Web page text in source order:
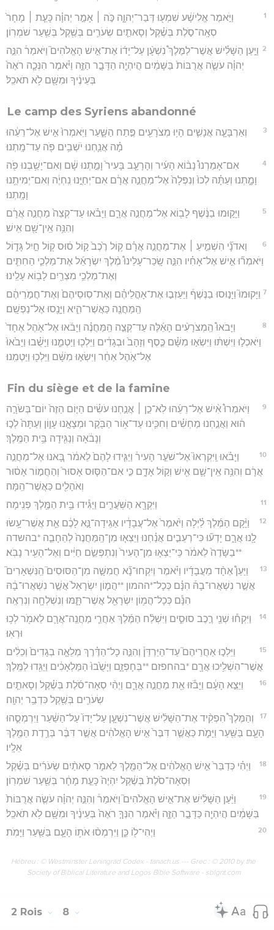
1
וַיֹּ֣אמֶר אֱלִישָׁ֔ע שִׁמְע֖וּ דְּבַר־יְהוָ֑ה כֹּ֣ה ׀ אָמַ֣ר יְהוָ֗ה כָּעֵ֤ת ׀ מָחָר֙
סְאָֽה־סֹ֣לֶת בְּשֶׁ֗קֶל וְסָאתַ֧יִם שְׂעֹרִ֛ים בְּשֶׁ֖קֶל בְּשַׁ֥עַר שֹׁמְרֽוֹן׃
2
וַיַּ֣עַן הַשָּׁלִ֡ישׁ אֲשֶׁר־לַמֶּלֶךְ֩ נִשְׁעָ֨ן עַל־יָד֜וֹ אֶת־אִ֣ישׁ הָאֱלֹהִים֮ וַיֹּאמַר֒ הִנֵּ֣ה
יְהוָ֗ה עֹשֶׂ֤ה אֲרֻבּוֹת֙ בַּשָּׁמַ֔יִם הֲיִהְיֶ֖ה הַדָּבָ֣ר הַזֶּ֑ה וַיֹּ֗אמֶר הִנְּכָ֤ה רֹאֶה֙
בְּעֵינֶ֔יךָ וּמִשָּׁ֖ם לֹ֥א תֹאכֵֽל׃
Le camp des Syriens abandonné
3
וְאַרְבָּעָ֧ה אֲנָשִׁ֛ים הָי֥וּ מְצֹרָעִ֖ים פֶּ֣תַח הַשָּׁ֑עַר וַיֹּֽאמְרוּ֙ אִ֣ישׁ אֶל־רֵעֵ֔הוּ
מָ֗ה אֲנַ֛חְנוּ יֹשְׁבִ֥ים פֹּ֖ה עַד־מָֽתְנוּ׃
4
אִם־אָמַרְנוּ֩ נָב֨וֹא הָעִ֜יר וְהָרָעָ֤ב בָּעִיר֙ וָמַ֣תְנוּ שָׁ֔ם וְאִם־יָשַׁ֥בְנוּ פֹ֖ה
וָמָ֑תְנוּ וְעַתָּ֗ה לְכוּ֙ וְנִפְּלָה֙ אֶל־מַחֲנֵ֣ה אֲרָ֔ם אִם־יְחַיֻּ֣נוּ נִֽחְיֶ֔ה וְאִם־יְמִיתֻ֖נוּ
וָמָֽתְנוּ׃
5
וַיָּק֣וּמוּ בַנֶּ֔שֶׁף לָב֖וֹא אֶל־מַחֲנֵ֣ה אֲרָ֑ם וַיָּבֹ֗אוּ עַד־קְצֵה֙ מַחֲנֵ֣ה אֲרָ֔ם
וְהִנֵּ֥ה אֵֽין־שָׁ֖ם אִֽישׁ׃
6
וַאדֹנָ֞י הִשְׁמִ֣יעַ ׀ אֶת־מַחֲנֵ֣ה אֲרָ֗ם ק֥וֹל רֶ֙כֶב֙ ק֣וֹל ס֔וּס ק֖וֹל חַ֣יִל גָּד֑וֹל
וַיֹּאמְר֞וּ אִ֣ישׁ אֶל־אָחִ֗יו הִנֵּ֣ה שָֽׂכַר־עָלֵינוּ֩ מֶ֨לֶךְ יִשְׂרָאֵ֜ל אֶת־מַלְכֵ֧י הַחִתִּ֛ים
וְאֶת־מַלְכֵ֥י מִצְרַ֖יִם לָב֥וֹא עָלֵֽינוּ׃
7 וַיָּקוּמוּ֮ וַיָּנ֣וּסוּ בַנֶּשֶׁף֒ וַיַּעַזְב֣וּ אֶת־אָהֳלֵיהֶ֗ם וְאֶת־סֽוּסֵיהֶם֙ וְאֶת־חֲמֹ֣רֵיהֶ֔ם
הַֽמַּחֲנֶ֖ה כַּאֲשֶׁר־הִ֑יא וַיָּנֻ֖סוּ אֶל־נַפְשָֽׁם׃
8
וַיָּבֹאוּ֩ הַֽמְצֹרָעִ֨ים הָאֵ֜לֶּה עַד־קְצֵ֣ה הַֽמַּחֲנֶ֗ה וַיָּבֹ֜אוּ אֶל־אֹ֤הֶל אֶחָד֙
וַיֹּאכְל֣וּ וַיִּשְׁתּ֔וּ וַיִּשְׂא֣וּ מִשָּׁ֗ם כֶּ֤סֶף וְזָהָב֙ וּבְגָדִ֔ים וַיֵּלְכ֖וּ וַיַּטְמִ֑נוּ וַיָּשֻׁ֗בוּ וַיָּבֹ֙אוּ֙
אֶל־אֹ֣הֶל אַחֵ֔ר וַיִּשְׂא֣וּ מִשָּׁ֔ם וַיֵּלְכ֖וּ וַיַּטְמִֽנוּ׃
Fin du siège et de la famine
9
וַיֹּאמְרוּ֩ אִ֨ישׁ אֶל־רֵעֵ֜הוּ לֹֽא־כֵ֣ן ׀ אֲנַ֣חְנוּ עֹשִׂ֗ים הַיּ֤וֹם הַזֶּה֙ יוֹם־בְּשֹׂרָ֣ה
ה֔וּא וַאֲנַ֣חְנוּ מַחְשִׁ֗ים וְחִכִּ֛ינוּ עַד־א֥וֹר הַבֹּ֖קֶר וּמְצָאָ֣נוּ עָו֑וֹן וְעַתָּה֙ לְכ֣וּ
וְנָבֹ֔אָה וְנַגִּ֖ידָה בֵּ֥ית הַמֶּֽלֶךְ׃
10
וַיָּבֹ֗אוּ וַֽיִּקְרְאוּ֮ אֶל־שֹׁעֵ֣ר הָעִיר֒ וַיַּגִּ֤ידוּ לָהֶם֙ לֵאמֹ֔ר בָּ֚אנוּ אֶל־מַחֲנֵ֣ה
אֲרָ֔ם וְהִנֵּ֥ה אֵֽין־שָׁ֛ם אִ֖ישׁ וְק֣וֹל אָדָ֑ם כִּ֣י אִם־הַסּ֤וּס אָסוּר֙ וְהַחֲמ֣וֹר אָס֔וּר
וְאֹהָלִ֖ים כַּאֲשֶׁר־הֵֽמָּה׃
11 וַיִּקְרָ֖א הַשֹּֽׁעֲרִ֑ים וַיַּגִּ֕ידוּ בֵּ֥ית הַמֶּ֖לֶךְ פְּנִֽימָה׃
12
וַיָּ֨קָם הַמֶּ֜לֶךְ לַ֗יְלָה וַיֹּ֙אמֶר֙ אֶל־עֲבָדָ֔יו אַגִּֽידָה־נָּ֣א לָכֶ֔ם אֵ֛ת אֲשֶׁר־עָ֥שׂוּ
לָ֖נוּ אֲרָ֑ם יָדְע֞וּ כִּי־רְעֵבִ֣ים אֲנַ֗חְנוּ וַיֵּצְא֤וּ מִן־הַֽמַּחֲנֶה֙ לְהֵחָבֵ֤ה *בהשדה
**בַשָּׂדֶה֙ לֵאמֹ֔ר כִּֽי־יֵצְא֤וּ מִן־הָעִיר֙ וְנִתְפְּשֵׂ֣ם חַיִּ֔ים וְאֶל־הָעִ֖יר נָבֹֽא׃
13
וַיַּעַן֩ אֶחָ֨ד מֵעֲבָדָ֜יו וַיֹּ֗אמֶר וְיִקְחוּ־נָ֞א חֲמִשָּׁ֣ה מִן־הַסּוּסִים֮ הַֽנִּשְׁאָרִים֮
אֲשֶׁ֣ר נִשְׁאֲרוּ־בָהּ֒ הִנָּ֗ם כְּכָל־*ההמון **הֲמ֤וֹן יִשְׂרָאֵל֙ אֲשֶׁ֣ר נִשְׁאֲרוּ־בָ֔הּ
הִנָּ֕ם כְּכָל־הֲמ֥וֹן יִשְׂרָאֵ֖ל אֲשֶׁר־תָּ֑מּוּ וְנִשְׁלְחָ֖ה וְנִרְאֶֽה׃
14
וַיִּקְח֕וּ שְׁנֵ֖י רֶ֣כֶב סוּסִ֑ים וַיִּשְׁלַ֨ח הַמֶּ֜לֶךְ אַחֲרֵ֧י מַחֲנֵֽה־אֲרָ֛ם לֵאמֹ֖ר לְכ֥וּ
וּרְאֽוּ׃
15
וַיֵּלְכ֣וּ אַחֲרֵיהֶם֮ עַד־הַיַּרְדֵּן֒ וְהִנֵּ֣ה כָל־הַדֶּ֗רֶךְ מְלֵאָ֤ה בְגָדִים֙ וְכֵלִ֔ים
אֲשֶׁר־הִשְׁלִ֥יכוּ אֲרָ֖ם *בהחפזם **בְּחָפְזָ֑ם וַיָּשֻׁ֙בוּ֙ הַמַּלְאָכִ֔ים וַיַּגִּ֖דוּ לַמֶּֽלֶךְ׃
16
וַיֵּצֵ֣א הָעָ֔ם וַיָּבֹ֕זּוּ אֵ֖ת מַחֲנֵ֣ה אֲרָ֑ם וַיְהִ֨י סְאָה־סֹ֜לֶת בְּשֶׁ֗קֶל וְסָאתַ֧יִם
שְׂעֹרִ֛ים בְּשֶׁ֖קֶל כִּדְבַ֥ר יְהוָֽה׃
17
וְהַמֶּלֶךְ֩ הִפְקִ֨יד אֶת־הַשָּׁלִ֜ישׁ אֲשֶׁר־נִשְׁעָ֤ן עַל־יָדוֹ֙ עַל־הַשַּׁ֔עַר וַיִּרְמְסֻ֧הוּ
הָעָ֛ם בַּשַּׁ֖עַר וַיָּמֹ֑ת כַּאֲשֶׁ֤ר דִּבֶּר֙ אִ֣ישׁ הָאֱלֹהִ֔ים אֲשֶׁ֣ר דִּבֶּ֔ר בְּרֶ֥דֶת הַמֶּ֖לֶךְ
אֵלָֽיו׃
18
וַיְהִ֗י כְּדַבֵּר֙ אִ֣ישׁ הָאֱלֹהִ֔ים אֶל־הַמֶּ֖לֶךְ לֵאמֹ֑ר סָאתַ֨יִם שְׂעֹרִ֜ים בְּשֶׁ֗קֶל
וּֽסְאָה־סֹ֙לֶת֙ בְּשֶׁ֔קֶל יִהְיֶה֙ כָּעֵ֣ת מָחָ֔ר בְּשַׁ֖עַר שֹׁמְרֽוֹן׃
19
וַיַּ֨עַן הַשָּׁלִ֜ישׁ אֶת־אִ֣ישׁ הָאֱלֹהִים֮ וַיֹּאמַר֒ וְהִנֵּ֣ה יְהוָ֗ה עֹשֶׂ֤ה אֲרֻבּוֹת֙
בַּשָּׁמַ֔יִם הֲיִהְיֶ֖ה כַּדָּבָ֣ר הַזֶּ֑ה וַיֹּ֗אמֶר הִנְּךָ֤ רֹאֶה֙ בְּעֵינֶ֔יךָ וּמִשָּׁ֖ם לֹ֥א תֹאכֵֽל׃
20 וַיְהִי־ל֖וֹ כֵּ֑ן וַיִּרְמְס֨וּ אֹת֥וֹ הָעָ֛ם בַּשַּׁ֖עַר וַיָּמֹֽת׃
Hébreu : © Westminster Leningrad Codex - tanach.us --- Grec : © 2010 by the
Society of Biblical Literature and Logos Bible Software - sblgnt.com
2 Rois 8